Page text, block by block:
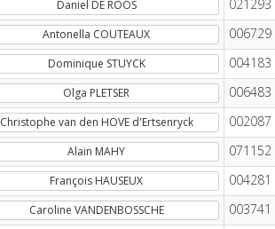
Daniel DE ROOS
021293
Antonella COUTEAUX
006729
Dominique STUYCK
004183
Olga PLETSER
006483
Christophe van den HOVE d'Ertsenryck
002087
Alain MAHY
071152
François HAUSEUX
004281
Caroline VANDENBOSSCHE
003741